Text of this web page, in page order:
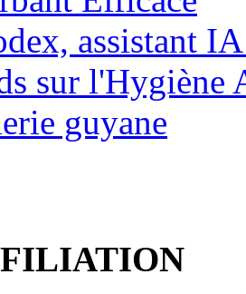
assistant
sur l'Hygiène
guyane